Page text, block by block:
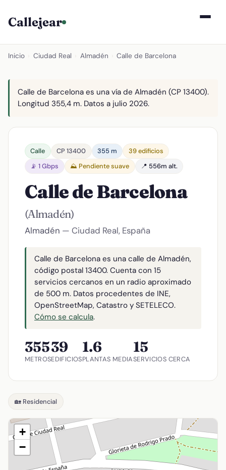
Callejear
Inicio Ciudad Real Almadén Calle de Barcelona
Calle de Barcelona es una vía de Almadén (CP 13400).
Longitud 355,4 m. Datos a julio 2026.
Calle CP 13400 355 m
39 edificios
📡 1 Gbps
⛰️ Pendiente suave 📍 556m alt.
Calle de Barcelona
(Almadén)
Almadén — Ciudad Real, España
Calle de Barcelona es una calle de Almadén,
código postal 13400. Cuenta con 15
servicios cercanos en un radio aproximado
de 500 m. Datos procedentes de INE,
OpenStreetMap, Catastro y SETELECO.
Cómo se calcula.
355
METROS
39
EDIFICIOS
1.6
PLANTAS MEDIA
15
SERVICIOS CERCA
🏡 Residencial
+
−